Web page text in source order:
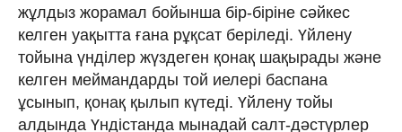
жұлдыз жорамал бойынша бір-біріне сәйкес
келген уақытта ғана рұқсат беріледі. Үйлену
тойына үнділер жүздеген қонақ шақырады және
келген меймандарды той иелері баспана
ұсынып, қонақ қылып күтеді. Үйлену тойы
алдында Үндістанда мынадай салт-дәстүрлер